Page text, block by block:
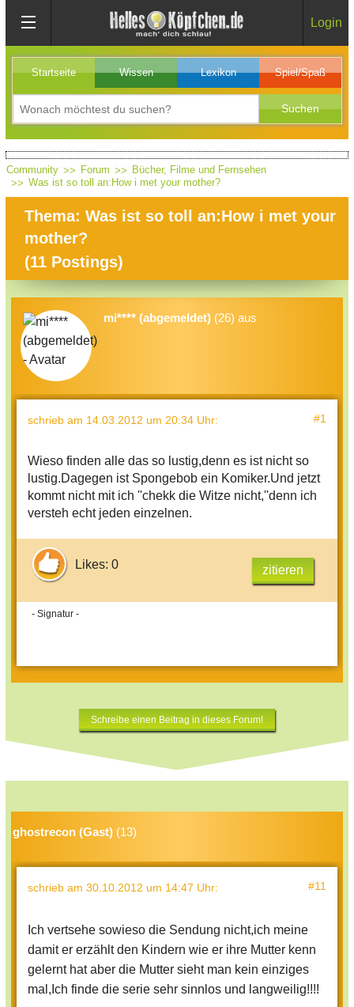
Login
Startseite Wissen Lexikon Spiel/Spaß
Community Forum
Bücher, Filme und Fernsehen
Was ist so toll an:How i met your mother?
Thema: Was ist so toll an:How i met your
mother?
(11 Postings)
mi**** (abgemeldet) (26) aus
schrieb am 14.03.2012 um 20:34 Uhr: #1
Wieso finden alle das so lustig,denn es ist nicht so
lustig.Dagegen ist Spongebob ein Komiker.Und jetzt
kommt nicht mit ich ''chekk die Witze nicht,''denn ich
versteh echt jeden einzelnen.
Likes: 0 zitieren
- Signatur -
Schreibe einen Beitrag in dieses Forum!
ghostrecon (Gast) (13)
schrieb am 30.10.2012 um 14:47 Uhr: #11
Ich vertsehe sowieso die Sendung nicht,ich meine
damit er erzählt den Kindern wie er ihre Mutter kenn
gelernt hat aber die Mutter sieht man kein einziges
mal,Ich finde die serie sehr sinnlos und langweilig!!!!